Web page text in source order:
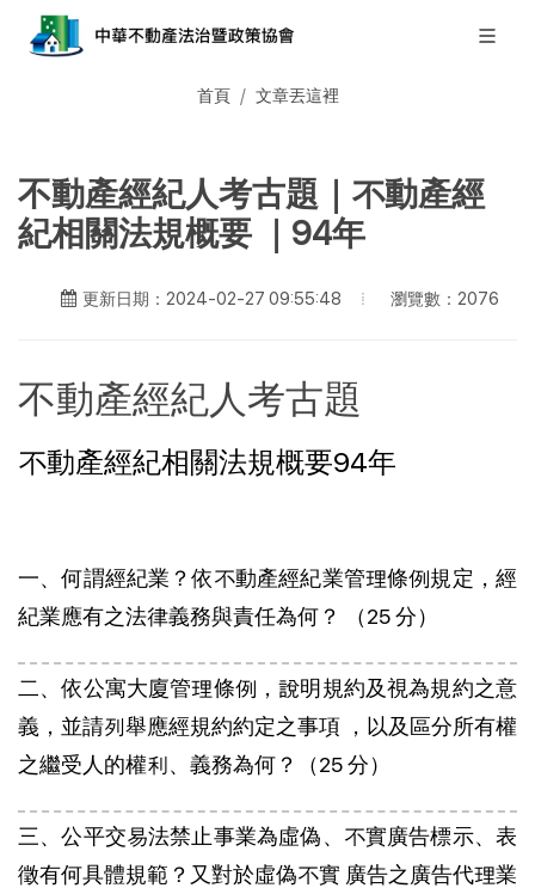
首頁 文章丟這裡
不動產經紀人考古題｜不動產經
紀相關法規概要 ｜94年
更新日期：2024-02-27 09:55:48 瀏覽數：2076
不動產經紀人考古題
不動產經紀相關法規概要94年
一、何謂經紀業？依不動產經紀業管理條例規定，經
紀業應有之法律義務與責任為何？ （25 分）
二、依公寓大廈管理條例，說明規約及視為規約之意
義，並請列舉應經規約約定之事項 ，以及區分所有權
之繼受人的權利、義務為何？（25 分）
三、公平交易法禁止事業為虛偽、不實廣告標示、表
徵有何具體規範？又對於虛偽不實 廣告之廣告代理業